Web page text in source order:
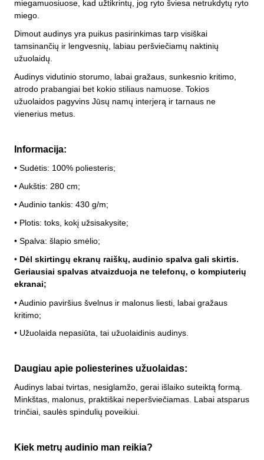
miegamuosiuose, kad užtikrintų, jog ryto šviesa netrukdytų ryto
miego.
Dimout audinys yra puikus pasirinkimas tarp visiškai
tamsinančių ir lengvesnių, labiau peršviečiamų naktinių
užuolaidų.
Audinys vidutinio storumo, labai gražaus, sunkesnio kritimo,
atrodo prabangiai bet kokio stiliaus namuose. Tokios
užuolaidos pagyvins Jūsų namų interjerą ir tarnaus ne
vienerius metus.
Informacija:
• Sudėtis: 100% poliesteris;
• Aukštis: 280 cm;
• Audinio tankis: 430 g/m;
• Plotis: toks, kokį užsisakysite;
• Spalva: šlapio smėlio;
• Dėl skirtingų ekranų raiškų, audinio spalva gali skirtis.
Geriausiai spalvas atvaizduoja ne telefonų, o kompiuterių
ekranai;
• Audinio paviršius švelnus ir malonus liesti, labai gražaus
kritimo;
• Užuolaida nepasiūta, tai užuolaidinis audinys.
Daugiau apie poliesterines užuolaidas:
Audinys labai tvirtas, nesiglamžo, gerai išlaiko suteiktą formą.
Minkštas, malonus, praktiškai neperšviečiamas. Labai atsparus
trinčiai, saulės spindulių poveikiui.
Kiek metrų audinio man reikia?